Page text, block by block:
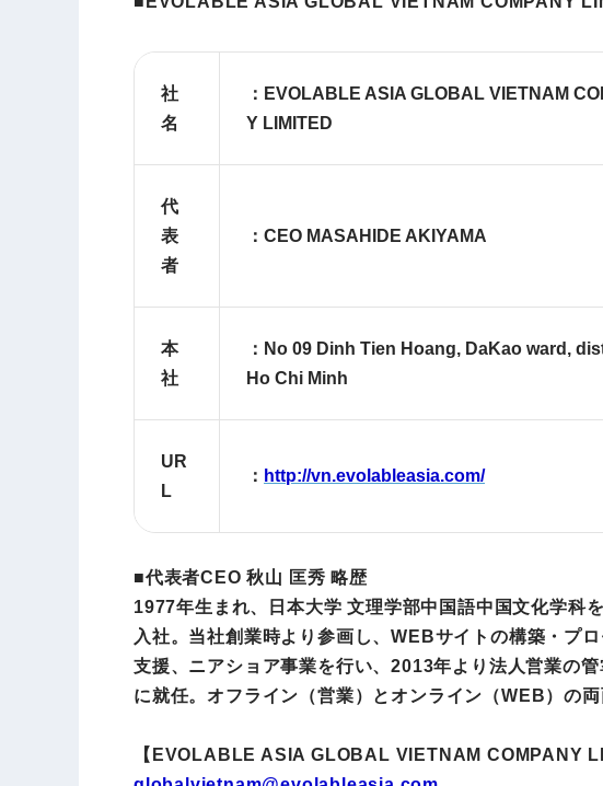
社
名
： EVOLABLE ASIA GLOBAL VIETNAM
Y LIMITED
代
表
者
：CEO MASAHIDE AKIYAMA
本
社
：No 09 Dinh Tien Hoang, DaKao ward,
Ho Chi Minh
UR
L
： http://vn.evolableasia.com/
■代表者CEO 秋山 匡秀 略歴
1977年生まれ、日本大学 文理学部中国語中国文化学科
入社。当社創業時より参画し、WEBサイトの構築・プ
支援、ニアショア事業を行い、2013年より法人営業の
に就任。オフライン（営業）とオンライン（WEB）の両
【EVOLABLE ASIA GLOBAL VIETNAM COMPANY